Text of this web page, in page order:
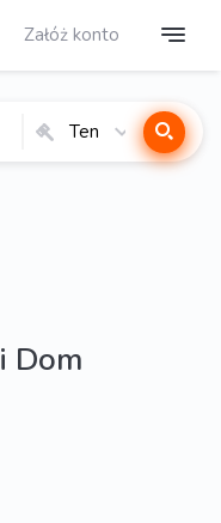
Załóż konto
Ten
Dom